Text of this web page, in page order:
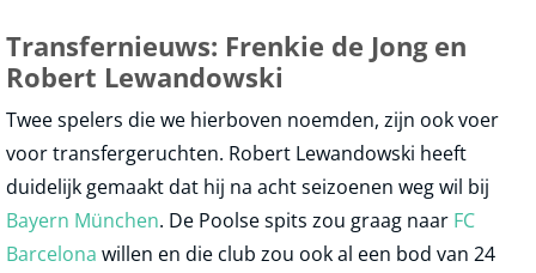
Transfernieuws: Frenkie de Jong en
Robert Lewandowski
Twee spelers die we hierboven noemden, zijn ook voer
voor transfergeruchten. Robert Lewandowski heeft
duidelijk gemaakt dat hij na acht seizoenen weg wil bij
Bayern München. De Poolse spits zou graag naar FC
Barcelona willen en die club zou ook al een bod van 24